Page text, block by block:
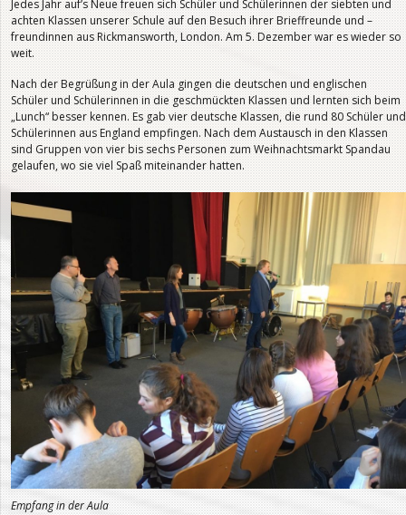
Jedes Jahr auf’s Neue freuen sich Schüler und Schülerinnen der siebten und
achten Klassen unserer Schule auf den Besuch ihrer Brieffreunde und –
freundinnen aus Rickmansworth, London. Am 5. Dezember war es wieder so
weit.
Nach der Begrüßung in der Aula gingen die deutschen und englischen
Schüler und Schülerinnen in die geschmückten Klassen und lernten sich beim
„Lunch“ besser kennen. Es gab vier deutsche Klassen, die rund 80 Schüler und
Schülerinnen aus England empfingen. Nach dem Austausch in den Klassen
sind Gruppen von vier bis sechs Personen zum Weihnachtsmarkt Spandau
gelaufen, wo sie viel Spaß miteinander hatten.
Empfang in der Aula